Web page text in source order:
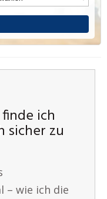
ich
sicher zu
– wie ich die